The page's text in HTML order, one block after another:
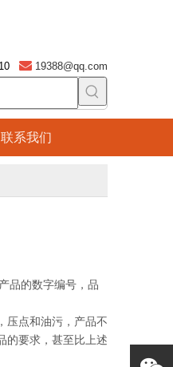
 19388@qq.com
联系我们
品的数字编号，品
压点和油污，产品不
的要求，甚至比上述